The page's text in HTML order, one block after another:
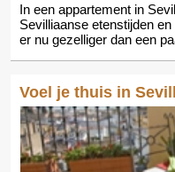
In een appartement in
Sevilliaanse etenstijden
er nu gezelliger dan een
Voel je thuis in